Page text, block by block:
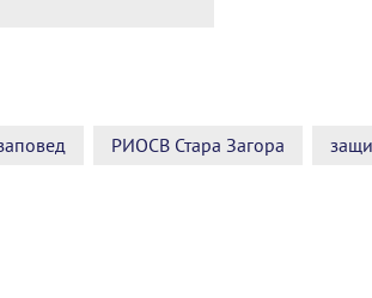
РИОСВ Стара Загора